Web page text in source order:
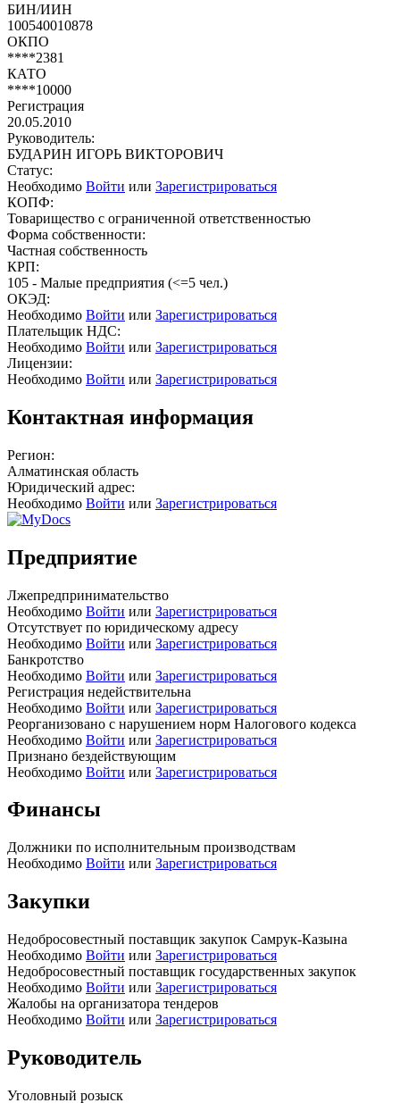
БИН/ИИН
100540010878
ОКПО
****2381
КАТО
****10000
Регистрация
20.05.2010
Руководитель:
БУДАРИН ИГОРЬ ВИКТОРОВИЧ
Статус:
Необходимо Войти или Зарегистрироваться
КОПФ:
Товарищество с ограниченной ответственностью
Форма собственности:
Частная собственность
КРП:
105 - Малые предприятия (<=5 чел.)
ОКЭД:
Необходимо Войти или Зарегистрироваться
Плательщик НДС:
Необходимо Войти или Зарегистрироваться
Лицензии:
Необходимо Войти или Зарегистрироваться
Контактная информация
Регион:
Алматинская область
Юридический адрес:
Необходимо Войти или Зарегистрироваться
Предприятие
Лжепредпринимательство
Необходимо Войти или Зарегистрироваться
Отсутствует по юридическому адресу
Необходимо Войти или Зарегистрироваться
Банкротство
Необходимо Войти или Зарегистрироваться
Регистрация недействительна
Необходимо Войти или Зарегистрироваться
Реорганизовано с нарушением норм Налогового кодекса
Необходимо Войти или Зарегистрироваться
Признано бездействующим
Необходимо Войти или Зарегистрироваться
Финансы
Должники по исполнительным производствам
Необходимо Войти или Зарегистрироваться
Закупки
Недобросовестный поставщик закупок Самрук-Казына
Необходимо Войти или Зарегистрироваться
Недобросовестный поставщик государственных закупок
Необходимо Войти или Зарегистрироваться
Жалобы на организатора тендеров
Необходимо Войти или Зарегистрироваться
Руководитель
Уголовный розыск